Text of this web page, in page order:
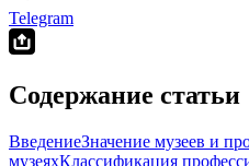
Telegram
Содержание статьи
ВведениеЗначение музеев и
музеяхКлассификация